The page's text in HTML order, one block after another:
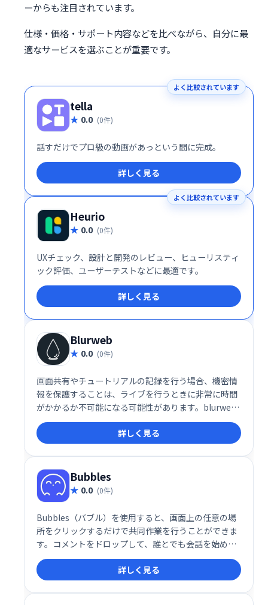
ーからも注目されています。
仕様・価格・サポート内容などを比べながら、自分に最
適なサービスを選ぶことが重要です。
よく比較されています
tella
0.0 (0件)
話すだけでプロ級の動画があっという間に完成。
詳しく見る
よく比較されています
Heurio
0.0 (0件)
UXチェック、設計と開発のレビュー、ヒューリスティ
ック評価、ユーザーテストなどに最適です。
詳しく見る
Blurweb
0.0 (0件)
画面共有やチュートリアルの記録を行う場合、機密情
報を保護することは、ライブを行うときに非常に時間
がかかるか不可能になる可能性があります。blurweb
アプリを使用して、数回のクリックで機密情報を非表
示にします
詳しく見る
Bubbles
0.0 (0件)
Bubbles（バブル）を使用すると、画面上の任意の場
所をクリックするだけで共同作業を行うことができま
す。コメントをドロップして、誰とでも会話を始めま
しょう。クリック、コメント、共有と同じくらい簡単
です。
詳しく見る